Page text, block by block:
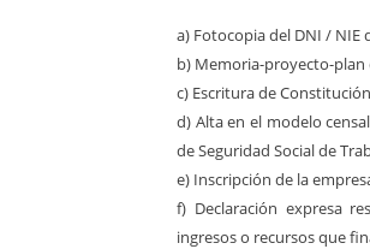
a) Fotocopia del DNI / NIE
b) Memoria-proyecto-
c) Escritura de
d) Alta en el modelo
de Seguridad Social de
e) Inscripción de la
f) Declaración expresa
ingresos o recursos que